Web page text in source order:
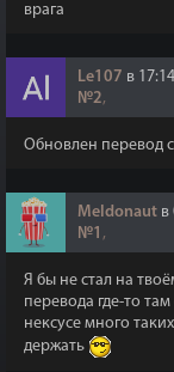
врага
Le107 в
№2,
Обновлен перевод
Meldonaut в
№1 ,
Я бы не стал на
перевода где-то
нексусе много
держать